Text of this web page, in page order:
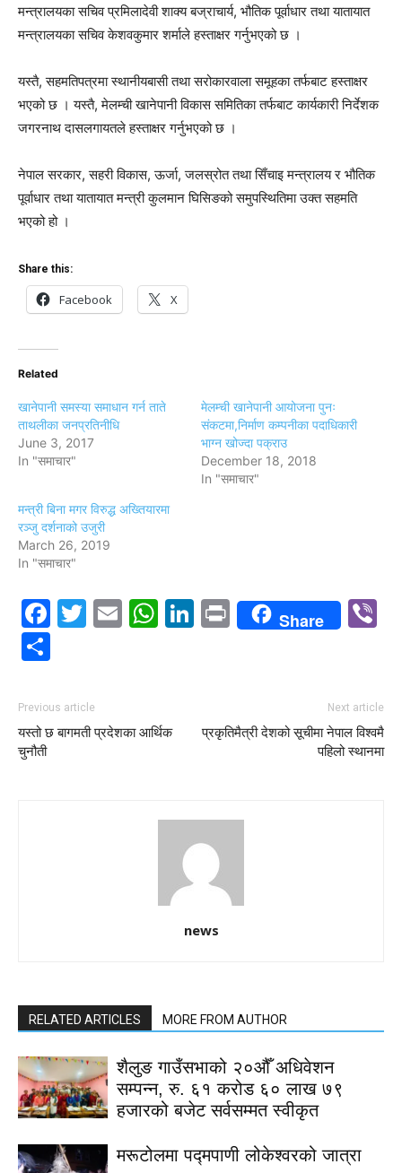
मन्त्रालयका सचिव प्रमिलादेवी शाक्य बज्राचार्य, भौतिक पूर्वाधार तथा यातायात
मन्त्रालयका सचिव केशवकुमार शर्माले हस्ताक्षर गर्नुभएको छ ।
यस्तै, सहमतिपत्रमा स्थानीयबासी तथा सरोकारवाला समूहका तर्फबाट हस्ताक्षर
भएको छ । यस्तै, मेलम्ची खानेपानी विकास समितिका तर्फबाट कार्यकारी निर्देशक
जगरनाथ दासलगायतले हस्ताक्षर गर्नुभएको छ ।
नेपाल सरकार, सहरी विकास, ऊर्जा, जलस्रोत तथा सिँचाइ मन्त्रालय र भौतिक
पूर्वाधार तथा यातायात मन्त्री कुलमान घिसिङको समुपस्थितिमा उक्त सहमति
भएको हो ।
Share this:
Facebook X
Related
खानेपानी समस्या समाधान गर्न ताते
ताथलीका जनप्रतिनीधि
June 3, 2017
In "समाचार"
मेलम्ची खानेपानी आयोजना पुनः
संकटमा,निर्माण कम्पनीका पदाधिकारी
भाग्न खोज्दा पक्राउ
December 18, 2018
In "समाचार"
मन्त्री बिना मगर विरुद्ध अख्तियारमा
रञ्जु दर्शनाको उजुरी
March 26, 2019
In "समाचार"
Facebook
Twitter
EmailWhatsApp
LinkedIn
PrintShare
Previous article
यस्तो छ बागमती प्रदेशका आर्थिक
चुनौती
Next article
प्रकृतिमैत्री देशको सूचीमा नेपाल विश्वमै
पहिलो स्थानमा
news
RELATED ARTICLES MORE FROM AUTHOR
शैलुङ गाउँसभाको २०औँ अधिवेशन
सम्पन्न, रु. ६१ करोड ६० लाख ७९
हजारको बजेट सर्वसम्मत स्वीकृत
मरूटोलमा पद्मपाणी लोकेश्वरको जात्रा